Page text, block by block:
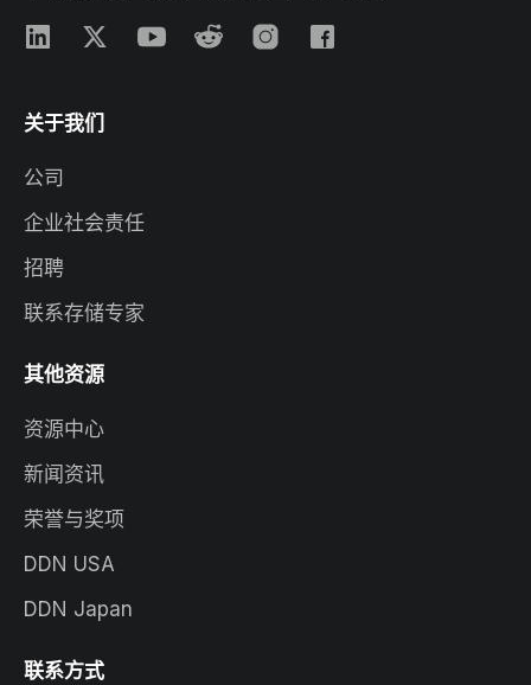
关于我们
公司
企业社会责任
招聘
联系存储专家
其他资源
资源中心
新闻资讯
荣誉与奖项
DDN USA
DDN Japan
联系方式